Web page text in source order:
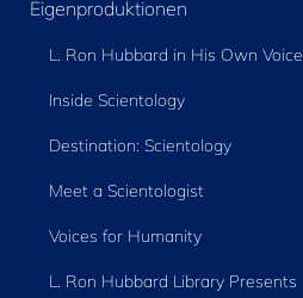
Eigenproduktionen
L. Ron Hubbard in His Own Voice
Inside Scientology
Destination: Scientology
Meet a Scientologist
Voices for Humanity
L. Ron Hubbard Library Presents